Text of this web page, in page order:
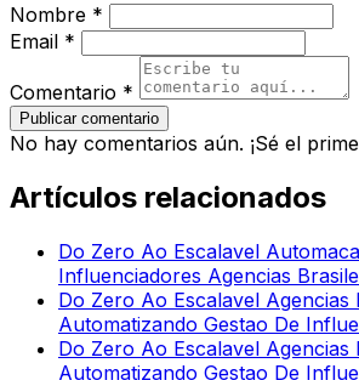
Nombre *
Email *
Comentario *
Publicar comentario
No hay comentarios aún. ¡Sé el
Artículos relacionados
Do Zero Ao Escalavel
Influenciadores Agencias
Do Zero Ao Escalavel Agencias
Automatizando Gestao De
Do Zero Ao Escalavel Agencias
Automatizando Gestao De